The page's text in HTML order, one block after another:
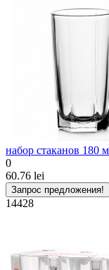
набор стаканов 180
0
60.76 lei
Запрос предложения!
14428